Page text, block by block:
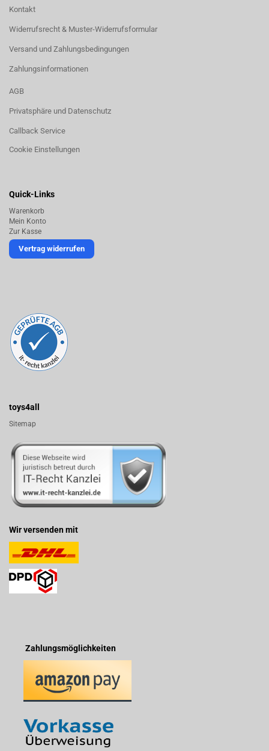
Kontakt
Widerrufsrecht & Muster-Widerrufsformular
Versand und Zahlungsbedingungen
Zahlungsinformationen
AGB
Privatsphäre und Datenschutz
Callback Service
Cookie Einstellungen
Quick-Links
Warenkorb
Mein Konto
Zur Kasse
Vertrag widerrufen
toys4all
Sitemap
Wir versenden mit
Zahlungsmöglichkeiten